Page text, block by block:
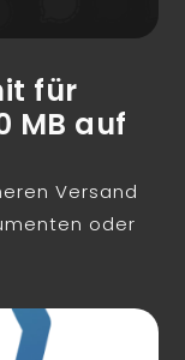
für
MB auf
Versand
oder